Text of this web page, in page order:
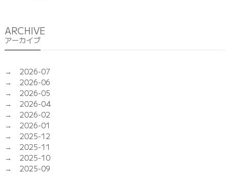
ARCHIVE
アーカイブ
2026-07
2026-06
2026-05
2026-04
2026-02
2026-01
2025-12
2025-11
2025-10
2025-09